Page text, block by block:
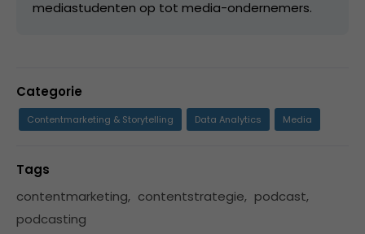
mediastudenten op tot media-ondernemers.
Categorie
Contentmarketing & Storytelling Data Analytics Media
Tags
contentmarketing, contentstrategie, podcast,
podcasting